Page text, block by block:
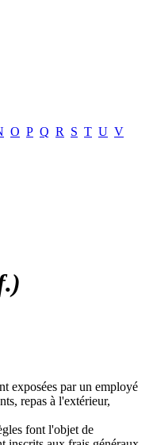
O P Q R S T U V
exposées par un employé
repas à l'extérieur,
font l'objet de